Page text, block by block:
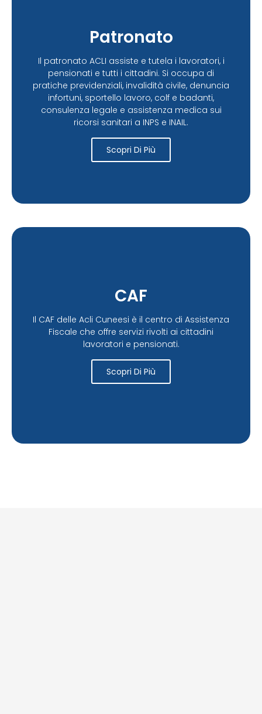
Patronato
Il patronato ACLI assiste e tutela i lavoratori, i
pensionati e tutti i cittadini. Si occupa di
pratiche previdenziali, invalidità civile, denuncia
infortuni, sportello lavoro, colf e badanti,
consulenza legale e assistenza medica sui
ricorsi sanitari a INPS e INAIL.
Scopri Di Più
CAF
Il CAF delle Acli Cuneesi è il centro di Assistenza
Fiscale che offre servizi rivolti ai cittadini
lavoratori e pensionati.
Scopri Di Più